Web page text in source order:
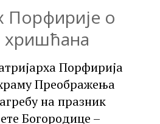
Порфирије о
хришћана
Порфирија
Преображења
на празник
Богородице –